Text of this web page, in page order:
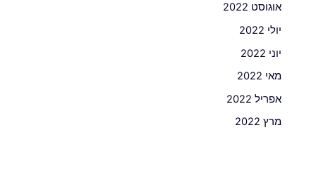
אוגוסט 2022
יולי 2022
יוני 2022
מאי 2022
אפריל 2022
מרץ 2022